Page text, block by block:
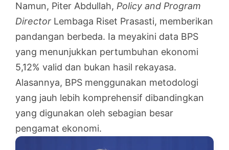
Namun, Piter Abdullah, Policy and Program
Director Lembaga Riset Prasasti, memberikan
pandangan berbeda. Ia meyakini data BPS
yang menunjukkan pertumbuhan ekonomi
5,12% valid dan bukan hasil rekayasa.
Alasannya, BPS menggunakan metodologi
yang jauh lebih komprehensif dibandingkan
yang digunakan oleh sebagian besar
pengamat ekonomi.